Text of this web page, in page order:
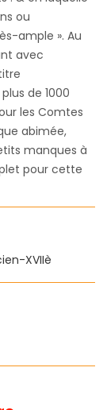
ou
ample ». Au
avec
de 1000
les Comtes
abimée,
manques à
pour cette
XVIIè